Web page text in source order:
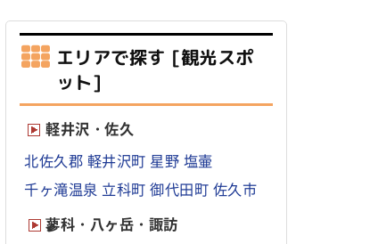
エリアで探す [観光スポ
ット]
軽井沢・佐久
北佐久郡 軽井沢町 星野 塩壷
千ヶ滝温泉 立科町 御代田町 佐久市
蓼科・八ヶ岳・諏訪